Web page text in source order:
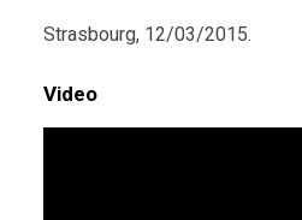
Strasbourg, 12/03/2015.
Video